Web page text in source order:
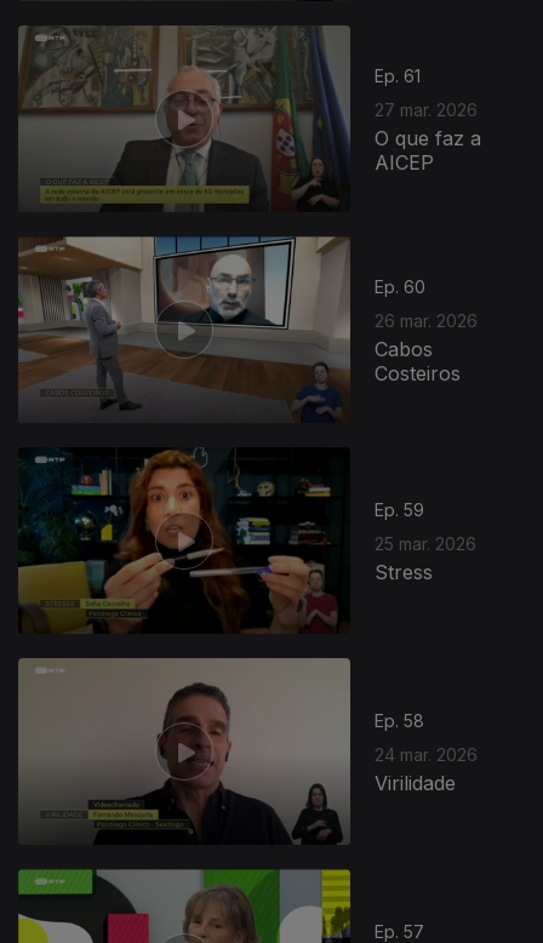
Ep. 61
27 mar. 2026
O que faz a
AICEP
Ep. 60
26 mar. 2026
Cabos
Costeiros
Ep. 59
25 mar. 2026
Stress
Ep. 58
24 mar. 2026
Virilidade
Ep. 57